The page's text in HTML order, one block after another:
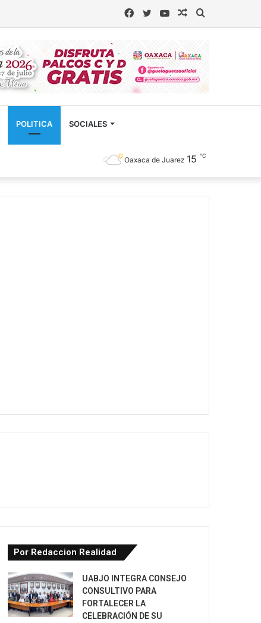
Buscar
Artículo
YouTube
Twitter
Facebook
POLITICA SOCIALES
Oaxaca de Juarez 15 ℃
Por Redaccion Realidad
UABJO INTEGRA CONSEJO
CONSULTIVO PARA
FORTALECER LA
CELEBRACIÓN DE SU